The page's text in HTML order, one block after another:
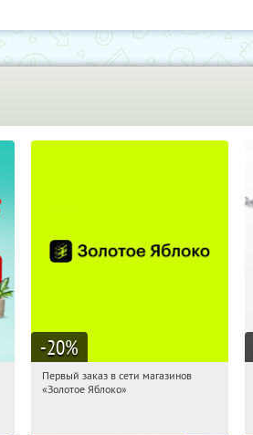
-20%
16:47:12
Получи первым!
Первый заказ в сети магазинов
«Золотое Яблоко»